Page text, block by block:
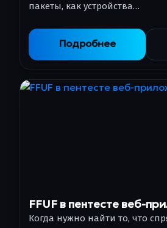
пакеты, как устройства…
Подробнее
FFUF в пентесте веб-
Когда нужно найти то, что